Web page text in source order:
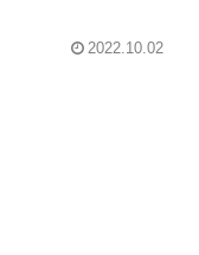
2022.10.02